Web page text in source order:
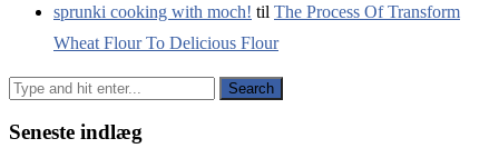
sprunki cooking with moch! til The Process Of Transform
Wheat Flour To Delicious Flour
Seneste indlæg